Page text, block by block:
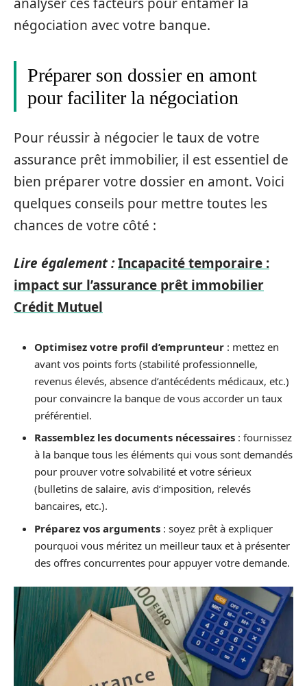
négociation avec votre banque.
Préparer son dossier en amont
pour faciliter la négociation
Pour réussir à négocier le taux de votre
assurance prêt immobilier, il est essentiel de
bien préparer votre dossier en amont. Voici
quelques conseils pour mettre toutes les
chances de votre côté :
Lire également :Incapacité temporaire :
impact sur l’assurance prêt immobilier
Crédit Mutuel
Optimisez votre profil d’emprunteur : mettez en
avant vos points forts (stabilité professionnelle,
revenus élevés, absence d’antécédents médicaux, etc.)
pour convaincre la banque de vous accorder un taux
préférentiel.
Rassemblez les documents nécessaires : fournissez
à la banque tous les éléments qui vous sont demandés
pour prouver votre solvabilité et votre sérieux
(bulletins de salaire, avis d’imposition, relevés
bancaires, etc.).
Préparez vos arguments : soyez prêt à expliquer
pourquoi vous méritez un meilleur taux et à présenter
des offres concurrentes pour appuyer votre demande.